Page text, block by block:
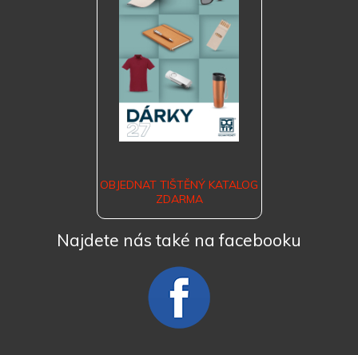
OBJEDNAT TIŠTĚNÝ KATALOG
ZDARMA
Najdete nás také na facebooku